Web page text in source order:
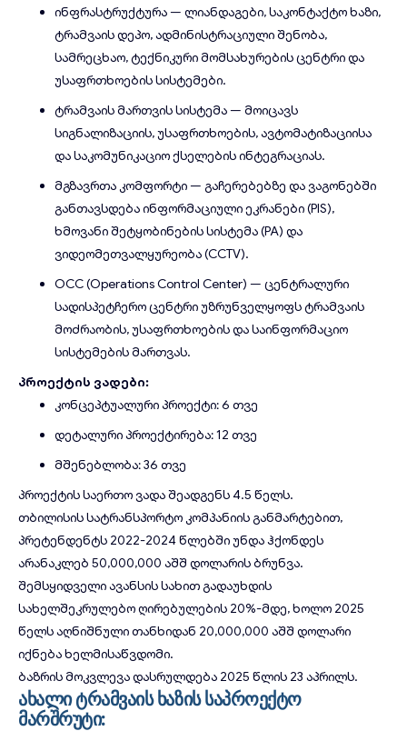
ინფრასტრუქტურა — ლიანდაგები, საკონტაქტო ხაზი,
ტრამვაის დეპო, ადმინისტრაციული შენობა,
სამრეცხაო, ტექნიკური მომსახურების ცენტრი და
უსაფრთხოების სისტემები.
ტრამვაის მართვის სისტემა — მოიცავს
სიგნალიზაციის, უსაფრთხოების, ავტომატიზაციისა
და საკომუნიკაციო ქსელების ინტეგრაციას.
მგზავრთა კომფორტი — გაჩერებებზე და ვაგონებში
განთავსდება ინფორმაციული ეკრანები (PIS),
ხმოვანი შეტყობინების სისტემა (PA) და
ვიდეომეთვალყურეობა (CCTV).
OCC (Operations Control Center) — ცენტრალური
სადისპეტჩერო ცენტრი უზრუნველყოფს ტრამვაის
მოძრაობის, უსაფრთხოების და საინფორმაციო
სისტემების მართვას.
პროექტის ვადები:
კონცეპტუალური პროექტი: 6 თვე
დეტალური პროექტირება: 12 თვე
მშენებლობა: 36 თვე
პროექტის საერთო ვადა შეადგენს 4.5 წელს.
თბილისის სატრანსპორტო კომპანიის განმარტებით,
პრეტენდენტს 2022-2024 წლებში უნდა ჰქონდეს
არანაკლებ 50,000,000 აშშ დოლარის ბრუნვა.
შემსყიდველი ავანსის სახით გადაუხდის
სახელშეკრულებო ღირებულების 20%-მდე, ხოლო 2025
წელს აღნიშნული თანხიდან 20,000,000 აშშ დოლარი
იქნება ხელმისაწვდომი.
ბაზრის მოკვლევა დასრულდება 2025 წლის 23 აპრილს.
ახალი ტრამვაის ხაზის საპროექტო
მარშრუტი: